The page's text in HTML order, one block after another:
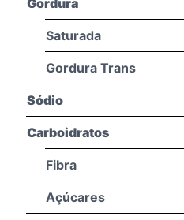
Gordura
Saturada
Gordura Trans
Sódio
Carboidratos
Fibra
Açúcares